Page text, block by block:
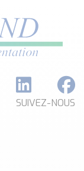
SUIVEZ-NOUS